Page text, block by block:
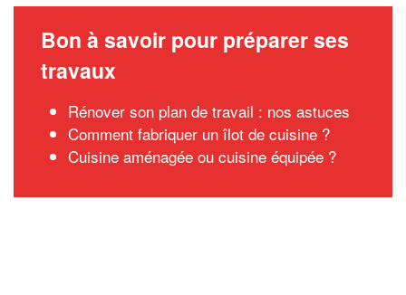
Bon à savoir pour préparer ses
travaux
Rénover son plan de travail : nos astuces
Comment fabriquer un îlot de cuisine ?
Cuisine aménagée ou cuisine équipée ?